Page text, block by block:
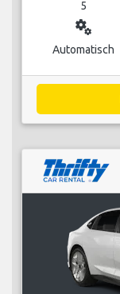
5
miscellaneous_services
Automatisch